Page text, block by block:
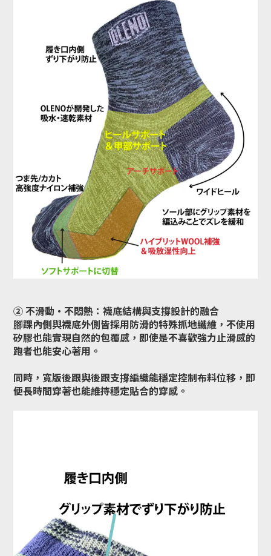
② 不滑動・不悶熱：襪底結構與支撐設計的融合
腳踝內側與襪底外側皆採用防滑的特殊抓地纖維，不使用
矽膠也能實現自然的包覆感，即使是不喜歡強力止滑感的
跑者也能安心著用。
同時，寬版後跟與後跟支撐編織能穩定控制布料位移，即
便長時間穿著也能維持穩定貼合的穿感。